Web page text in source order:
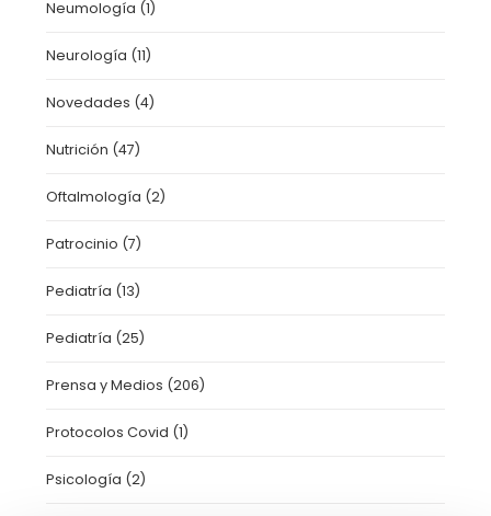
Neumología (1)
Neurología (11)
Novedades (4)
Nutrición (47)
Oftalmología (2)
Patrocinio (7)
Pediatría (13)
Pediatría (25)
Prensa y Medios (206)
Protocolos Covid (1)
Psicología (2)